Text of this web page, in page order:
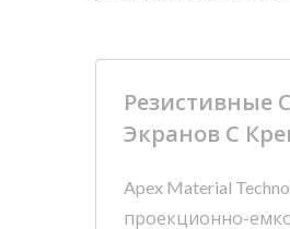
Резистивные
Экранов С
Apex Material
проекционно-